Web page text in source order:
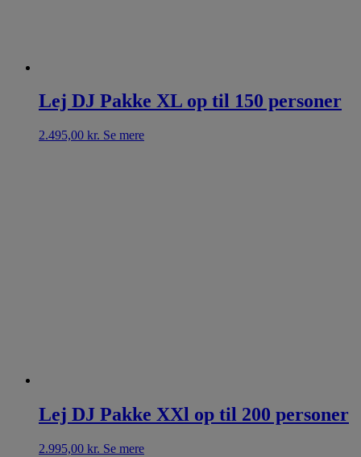
Lej DJ Pakke XL op til 150 personer
2.495,00 kr. Se mere
Lej DJ Pakke XXl op til 200 personer
2.995,00 kr. Se mere